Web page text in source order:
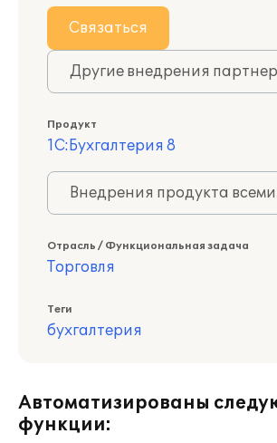
Связаться
Другие внедрения
Продукт
1С:Бухгалтерия 8
Внедрения продукта
Отрасль / Функциональная задача
Торговля
Теги
бухгалтерия
Автоматизированы
функции: